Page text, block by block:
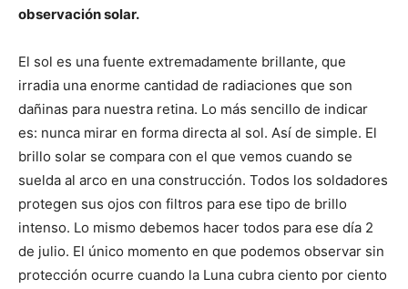
observación solar.
El sol es una fuente extremadamente brillante, que
irradia una enorme cantidad de radiaciones que son
dañinas para nuestra retina. Lo más sencillo de indicar
es: nunca mirar en forma directa al sol. Así de simple. El
brillo solar se compara con el que vemos cuando se
suelda al arco en una construcción. Todos los soldadores
protegen sus ojos con filtros para ese tipo de brillo
intenso. Lo mismo debemos hacer todos para ese día 2
de julio. El único momento en que podemos observar sin
protección ocurre cuando la Luna cubra ciento por ciento